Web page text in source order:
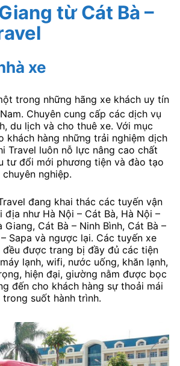
từ Cát Bà –
xe
trong những hãng xe khách uy tín
Chuyên cung cấp các dịch vụ
du lịch và cho thuê xe. Với mục
khách hàng những trải nghiệm dịch
Travel luôn nỗ lực nâng cao chất
tư đổi mới phương tiện và đào tạo
nghiệp.
đang khai thác các tuyến vận
địa như Hà Nội – Cát Bà, Hà Nội –
Giang, Cát Bà – Ninh Bình, Cát Bà –
Sapa và ngược lại. Các tuyến xe
đều được trang bị đầy đủ các tiện
lạnh, wifi, nước uống, khăn lạnh,
hiện đại, giường nằm được bọc
đến cho khách hàng sự thoải mái
suốt hành trình.